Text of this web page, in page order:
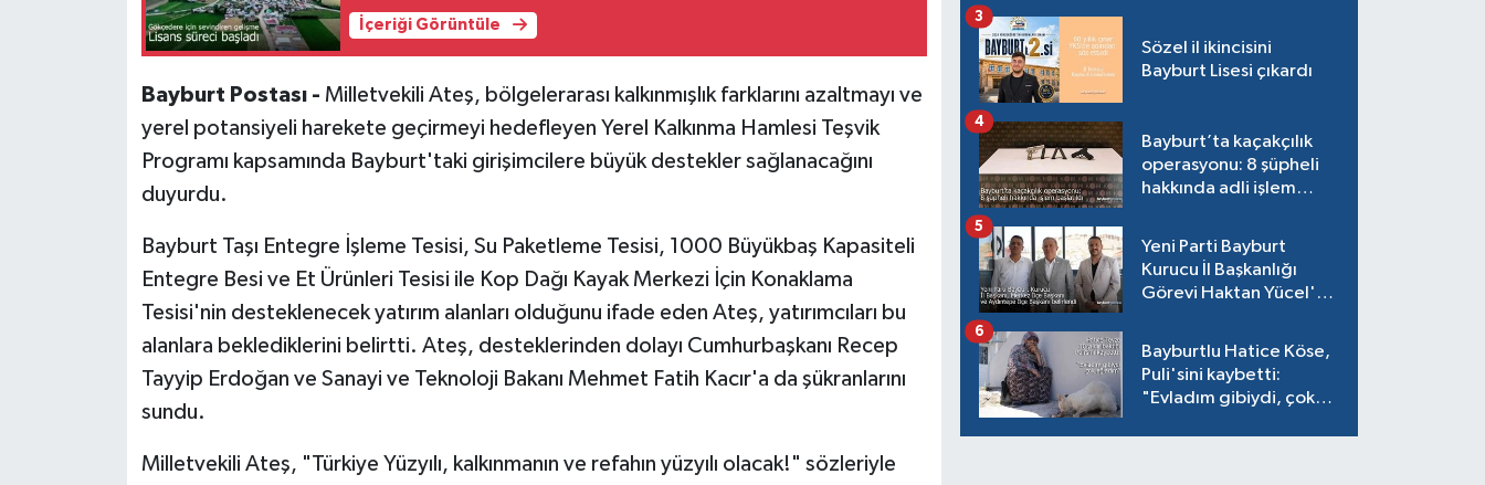
İçeriği Görüntüle
Bayburt Postası - Milletvekili Ateş, bölgelerarası kalkınmışlık farklarını azaltmayı ve
yerel potansiyeli harekete geçirmeyi hedefleyen Yerel Kalkınma Hamlesi Teşvik
Programı kapsamında Bayburt'taki girişimcilere büyük destekler sağlanacağını
duyurdu.
Bayburt Taşı Entegre İşleme Tesisi, Su Paketleme Tesisi, 1000 Büyükbaş Kapasiteli
Entegre Besi ve Et Ürünleri Tesisi ile Kop Dağı Kayak Merkezi İçin Konaklama
Tesisi'nin desteklenecek yatırım alanları olduğunu ifade eden Ateş, yatırımcıları bu
alanlara beklediklerini belirtti. Ateş, desteklerinden dolayı Cumhurbaşkanı Recep
Tayyip Erdoğan ve Sanayi ve Teknoloji Bakanı Mehmet Fatih Kacır'a da şükranlarını
sundu.
Milletvekili Ateş, "Türkiye Yüzyılı, kalkınmanın ve refahın yüzyılı olacak!" sözleriyle
Sözel il ikincisini
Bayburt Lisesi çıkardı
3
Bayburt’ta kaçakçılık
operasyonu: 8 şüpheli
hakkında adli işlem
4
Yeni Parti Bayburt
Kurucu İl Başkanlığı
Görevi Haktan Yücel'e
5
Bayburtlu Hatice Köse,
Puli'sini kaybetti:
"Evladım gibiydi, çok
6